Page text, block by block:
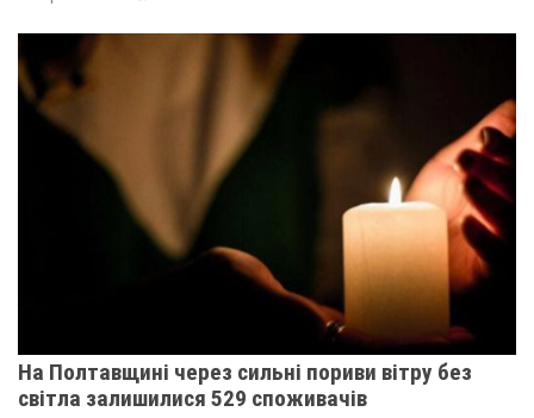
На Полтавщині через сильні пориви вітру без
світла залишилися 529 споживачів